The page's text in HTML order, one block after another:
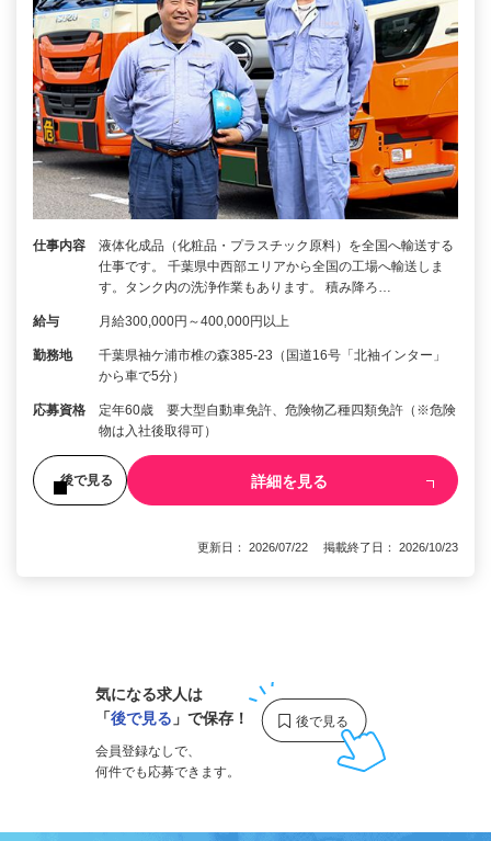
仕事内容
液体化成品（化粧品・プラスチック原料）を全国へ輸送する
仕事です。 千葉県中西部エリアから全国の工場へ輸送しま
す。タンク内の洗浄作業もあります。 積み降ろ…
給与 月給300,000円～400,000円以上
勤務地
千葉県袖ケ浦市椎の森385-23（国道16号「北袖インター」
から車で5分）
応募資格
定年60歳 要大型自動車免許、危険物乙種四類免許（※危険
物は入社後取得可）
後で見る 詳細を見る
更新日： 2026/07/22 掲載終了日： 2026/10/23
気になる求人は
「後で見る 」で保存！
会員登録なしで、
何件でも応募できます。